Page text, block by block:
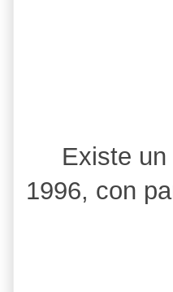
Existe
1996, con